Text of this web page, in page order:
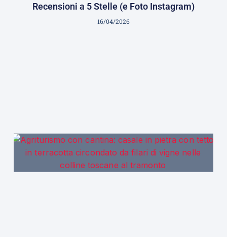
Recensioni a 5 Stelle (e Foto Instagram)
16/04/2026